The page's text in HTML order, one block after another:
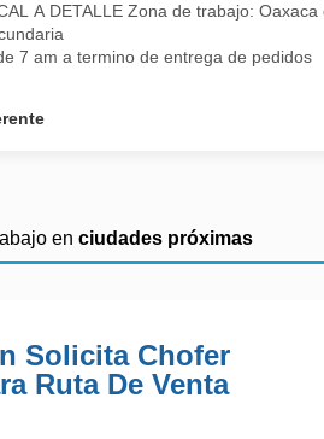
A DETALLE Zona de trabajo: Oaxaca
7 am a termino de entrega de pedidos
en ciudades próximas
Solicita Chofer
Ruta De Venta